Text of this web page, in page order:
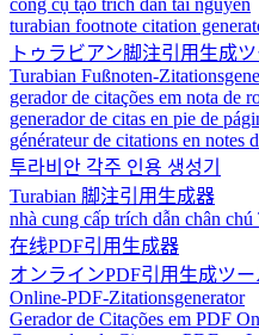
công cụ tạo trích dẫn tài nguyên
turabian footnote citation
トゥラビアン脚注引用生成
Turabian Fußnoten-
gerador de citações em nota de
generador de citas en pie de
générateur de citations en notes
투라비안 각주 인용 생성기
Turabian 脚注引用生成器
nhà cung cấp trích dẫn chân chú
在线PDF引用生成器
オンラインPDF引用生成ツー
Online-PDF-Zitationsgenerator
Gerador de Citações em PDF